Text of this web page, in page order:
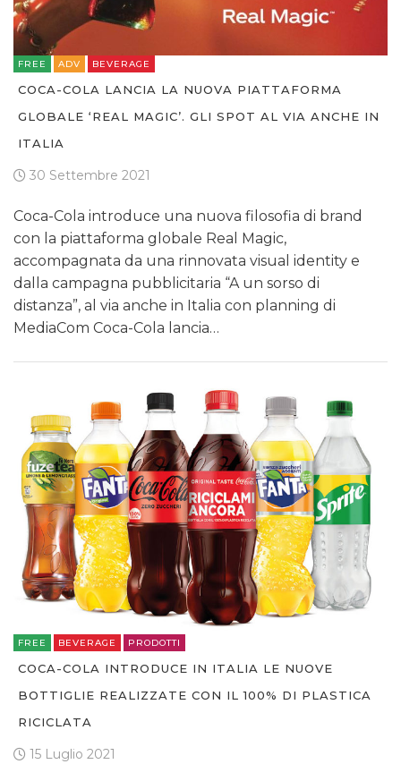
FREE ADV BEVERAGE
COCA-COLA LANCIA LA NUOVA PIATTAFORMA
GLOBALE ‘REAL MAGIC’. GLI SPOT AL VIA ANCHE IN
ITALIA
30 Settembre 2021
Coca-Cola introduce una nuova filosofia di brand
con la piattaforma globale Real Magic,
accompagnata da una rinnovata visual identity e
dalla campagna pubblicitaria “A un sorso di
distanza”, al via anche in Italia con planning di
MediaCom Coca-Cola lancia…
FREE BEVERAGE PRODOTTI
COCA-COLA INTRODUCE IN ITALIA LE NUOVE
BOTTIGLIE REALIZZATE CON IL 100% DI PLASTICA
RICICLATA
15 Luglio 2021